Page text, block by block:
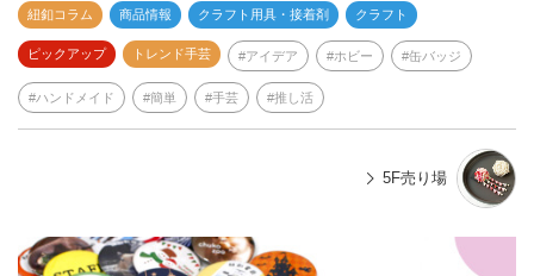
紐釦コラム 商品情報 クラフト用具・接着剤 クラフト
ピックアップ トレンド手芸 アイデア ホビー 缶バッジ
ハンドメイド 簡単 手芸 推し活
5F売り場